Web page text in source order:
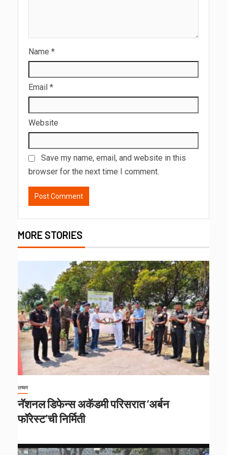
Name *
Email *
Website
Save my name, email, and website in this
browser for the next time I comment.
MORE STORIES
लष्कर
नॅशनल डिफेन्स अकॅडमी परिसरात ‘अर्बन
फॉरेस्ट’ची निर्मिती